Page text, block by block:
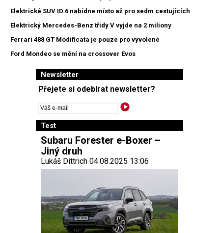
Elektrické SUV ID.6 nabídne místo až pro sedm cestujících
Elektrický Mercedes-Benz třídy V vyjde na 2 miliony
Ferrari 488 GT Modificata je pouze pro vyvolené
Ford Mondeo se mění na crossover Evos
Newsletter
Přejete si odebírat newsletter?
Test
Subaru Forester e-Boxer –
Jiný druh
Lukáš Dittrich 04.08.2025 13:06